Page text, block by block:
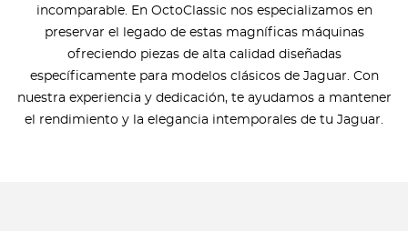
incomparable. En OctoClassic nos especializamos en
preservar el legado de estas magníficas máquinas
ofreciendo piezas de alta calidad diseñadas
específicamente para modelos clásicos de Jaguar. Con
nuestra experiencia y dedicación, te ayudamos a mantener
el rendimiento y la elegancia intemporales de tu Jaguar.